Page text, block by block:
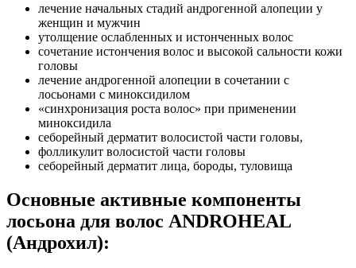
лечение начальных стадий андрогенной алопеции у
женщин и мужчин
утолщение ослабленных и истонченных волос
сочетание истончения волос и высокой сальности кожи
головы
лечение андрогенной алопеции в сочетании с
лосьонами с миноксидилом
«синхронизация роста волос» при применении
миноксидила
себорейный дерматит волосистой части головы,
фолликулит волосистой части головы
себорейный дерматит лица, бороды, туловища
Основные активные компоненты
лосьона для волос ANDROHEAL
(Андрохил):